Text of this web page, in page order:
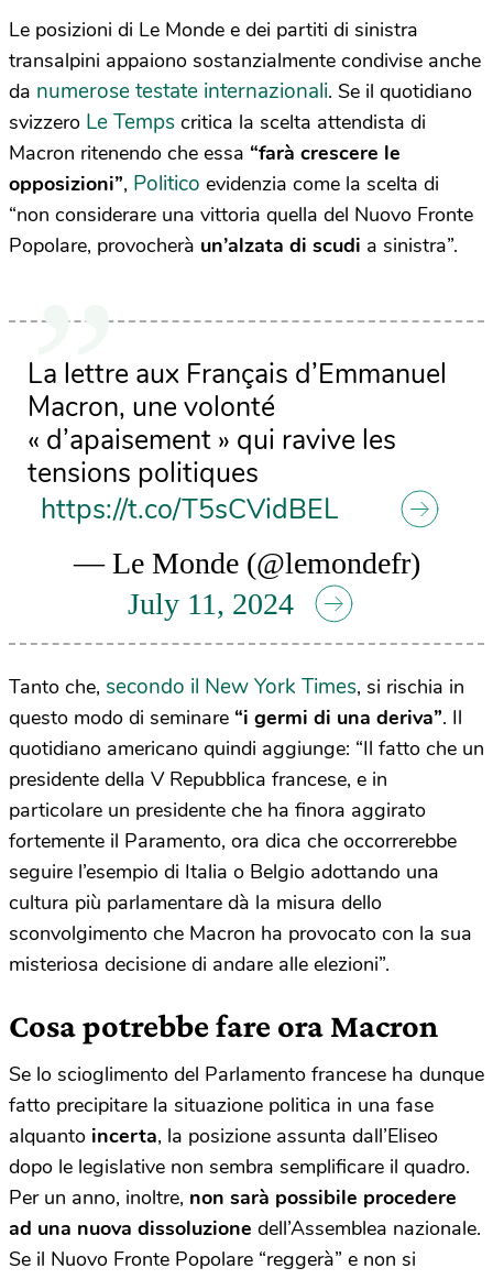
Le posizioni di Le Monde e dei partiti di sinistra
transalpini appaiono sostanzialmente condivise anche
da numerose testate internazionali. Se il quotidiano
svizzero Le Temps critica la scelta attendista di
Macron ritenendo che essa “farà crescere le
opposizioni”, Politico evidenzia come la scelta di
“non considerare una vittoria quella del Nuovo Fronte
Popolare, provocherà un’alzata di scudi a sinistra”.
La lettre aux Français d’Emmanuel
Macron, une volonté
« d’apaisement » qui ravive les
tensions politiques
https://t.co/T5sCVidBEL
— Le Monde (@lemondefr)
July 11, 2024
Tanto che, secondo il New York Times, si rischia in
questo modo di seminare “i germi di una deriva”. Il
quotidiano americano quindi aggiunge: “Il fatto che un
presidente della V Repubblica francese, e in
particolare un presidente che ha finora aggirato
fortemente il Paramento, ora dica che occorrerebbe
seguire l’esempio di Italia o Belgio adottando una
cultura più parlamentare dà la misura dello
sconvolgimento che Macron ha provocato con la sua
misteriosa decisione di andare alle elezioni”.
Cosa potrebbe fare ora Macron
Se lo scioglimento del Parlamento francese ha dunque
fatto precipitare la situazione politica in una fase
alquanto incerta, la posizione assunta dall’Eliseo
dopo le legislative non sembra semplificare il quadro.
Per un anno, inoltre, non sarà possibile procedere
ad una nuova dissoluzione dell’Assemblea nazionale.
Se il Nuovo Fronte Popolare “reggerà” e non si